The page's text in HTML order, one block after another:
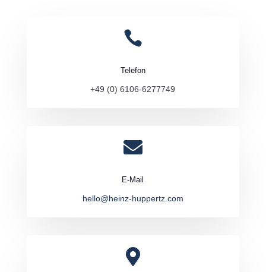

Telefon
+49 (0) 6106-6277749

E-Mail
hello@heinz-huppertz.com
